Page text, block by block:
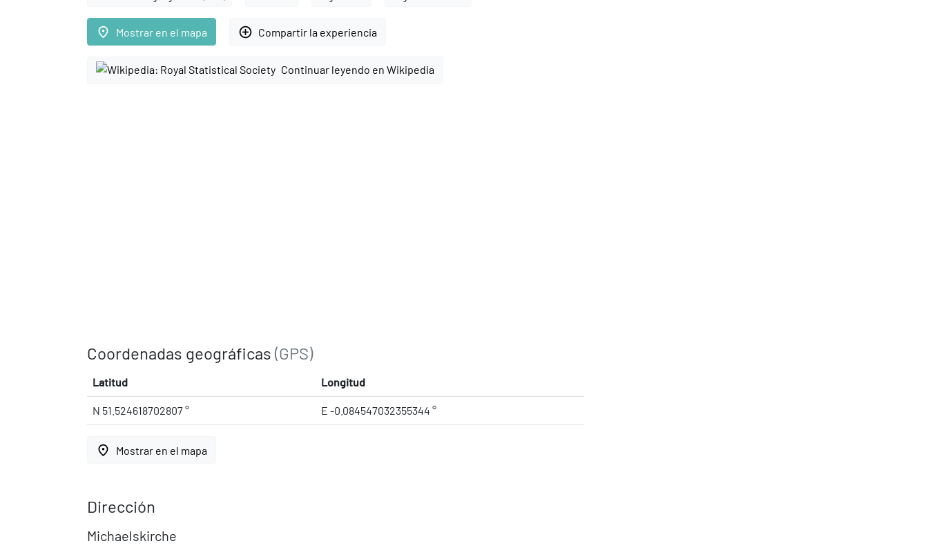
place Mostrar en el mapa add_circle_outline Compartir la experiencia
Continuar leyendo en Wikipedia
Coordenadas geográficas (GPS)
Latitud Longitud
N 51.524618702807 ° E -0.084547032355344 °
place Mostrar en el mapa
Dirección
Michaelskirche